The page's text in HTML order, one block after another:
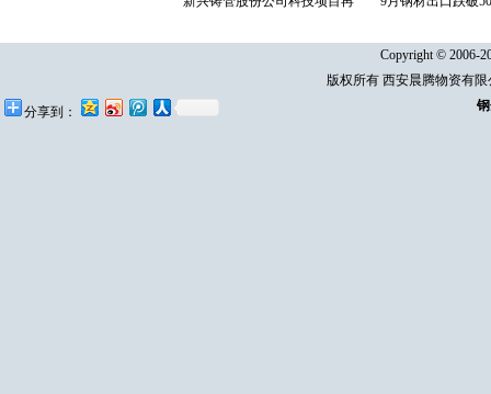
Copyright © 2006-
版权所有 西安晨腾物资有
分享到：